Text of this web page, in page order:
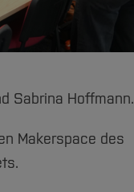
Sabrina Hoffmann.
Makerspace des